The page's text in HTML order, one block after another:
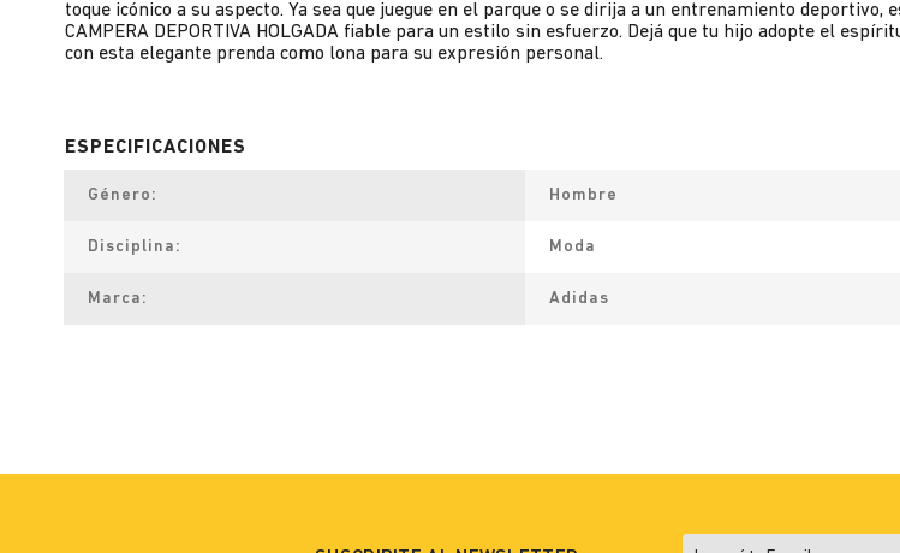
toque icónico a su aspecto. Ya sea que juegue en el parque o se dirija a un entrenamiento deportivo,
CAMPERA DEPORTIVA HOLGADA fiable para un estilo sin esfuerzo. Dejá que tu hijo adopte el
con esta elegante prenda como lona para su expresión personal.
Género Hombre
Disciplina Moda
Marca Adidas